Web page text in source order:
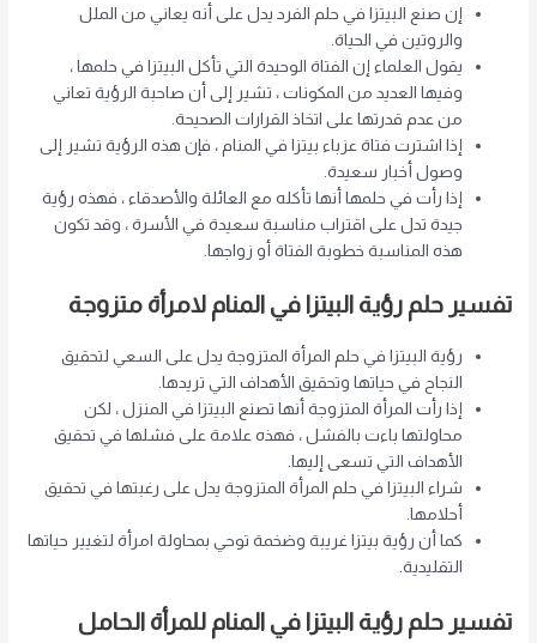
إن صنع البيتزا في حلم الفرد يدل على أنه يعاني من الملل
والروتين في الحياة.
يقول العلماء إن الفتاة الوحيدة التي تأكل البيتزا في حلمها ،
وفيها العديد من المكونات ، تشير إلى أن صاحبة الرؤية تعاني
من عدم قدرتها على اتخاذ القرارات الصحيحة.
إذا اشترت فتاة عزباء بيتزا في المنام ، فإن هذه الرؤية تشير إلى
وصول أخبار سعيدة.
إذا رأت في حلمها أنها تأكله مع العائلة والأصدقاء ، فهذه رؤية
جيدة تدل على اقتراب مناسبة سعيدة في الأسرة ، وقد تكون
هذه المناسبة خطوبة الفتاة أو زواجها.
تفسير حلم رؤية البيتزا في المنام لامرأة متزوجة
رؤية البيتزا في حلم المرأة المتزوجة يدل على السعي لتحقيق
النجاح في حياتها وتحقيق الأهداف التي تريدها.
إذا رأت المرأة المتزوجة أنها تصنع البيتزا في المنزل ، لكن
محاولتها باءت بالفشل ، فهذه علامة على فشلها في تحقيق
الأهداف التي تسعى إليها.
شراء البيتزا في حلم المرأة المتزوجة يدل على رغبتها في تحقيق
أحلامها.
كما أن رؤية بيتزا غريبة وضخمة توحي بمحاولة امرأة لتغيير حياتها
التقليدية.
تفسير حلم رؤية البيتزا في المنام للمرأة الحامل